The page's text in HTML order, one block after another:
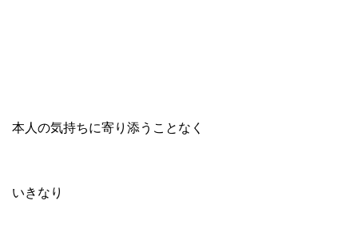
本人の気持ちに寄り添うことなく
いきなり